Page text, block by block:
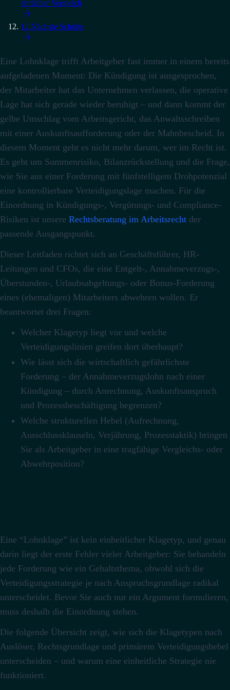
ehrlicher Vergleich

12 Nächste Schritte

Eine Lohnklage trifft Arbeitgeber fast immer in einem bereits
aufgeladenen Moment: Die Kündigung ist ausgesprochen,
der Mitarbeiter hat das Unternehmen verlassen, die operative
Lage hat sich gerade wieder beruhigt – und dann kommt der
gelbe Umschlag vom Arbeitsgericht, das Anwaltsschreiben
mit einer Auskunftsaufforderung oder der Mahnbescheid. In
diesem Moment geht es nicht mehr darum, wer im Recht ist.
Es geht um Summenrisiko, Bilanzrückstellung und die Frage,
wie Sie aus einer Forderung mit fünfstelligem Drohpotenzial
eine kontrollierbare Verteidigungslage machen. Für die
Einordnung in Kündigungs-, Vergütungs- und Compliance-
Risiken ist unsere Rechtsberatung im Arbeitsrecht der
passende Ausgangspunkt.
Dieser Leitfaden richtet sich an Geschäftsführer, HR-
Leitungen und CFOs, die eine Entgelt-, Annahmeverzugs-,
Überstunden-, Urlaubsabgeltungs- oder Bonus-Forderung
eines (ehemaligen) Mitarbeiters abwehren wollen. Er
beantwortet drei Fragen:
Welcher Klagetyp liegt vor und welche
Verteidigungslinien greifen dort überhaupt?
Wie lässt sich die wirtschaftlich gefährlichste
Forderung – der Annahmeverzugslohn nach einer
Kündigung – durch Anrechnung, Auskunftsanspruch
und Prozessbeschäftigung begrenzen?
Welche strukturellen Hebel (Aufrechnung,
Ausschlussklauseln, Verjährung, Prozesstaktik) bringen
Sie als Arbeitgeber in eine tragfähige Vergleichs- oder
Abwehrposition?
Eine “Lohnklage” ist kein einheitlicher Klagetyp, und genau
darin liegt der erste Fehler vieler Arbeitgeber: Sie behandeln
jede Forderung wie ein Gehaltsthema, obwohl sich die
Verteidigungsstrategie je nach Anspruchsgrundlage radikal
unterscheidet. Bevor Sie auch nur ein Argument formulieren,
muss deshalb die Einordnung stehen.
Die folgende Übersicht zeigt, wie sich die Klagetypen nach
Auslöser, Rechtsgrundlage und primärem Verteidigungshebel
unterscheiden – und warum eine einheitliche Strategie nie
funktioniert.